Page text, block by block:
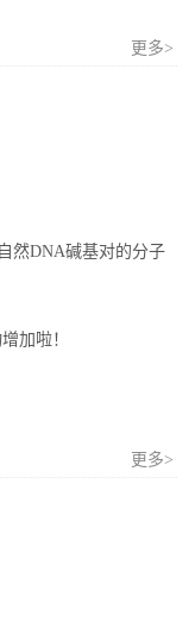
更多>
然DNA碱基对的分子
加啦！
更多>